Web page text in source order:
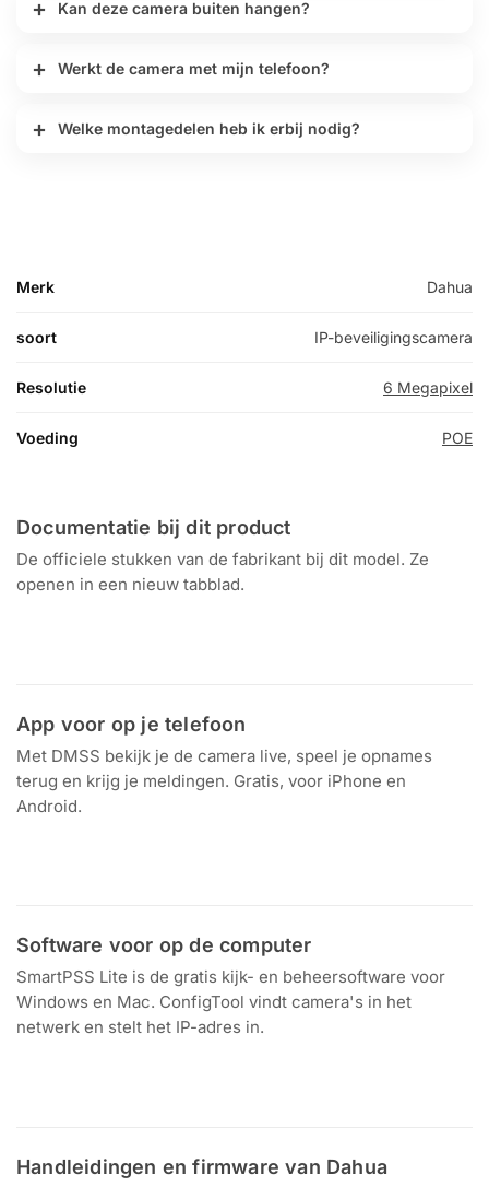
Kan deze camera buiten hangen?
Werkt de camera met mijn telefoon?
Welke montagedelen heb ik erbij nodig?
Merk Dahua
soort IP-beveiligingscamera
Resolutie 6 Megapixel
Voeding POE
Documentatie bij dit product
De officiele stukken van de fabrikant bij dit model. Ze
openen in een nieuw tabblad.
App voor op je telefoon
Met DMSS bekijk je de camera live, speel je opnames
terug en krijg je meldingen. Gratis, voor iPhone en
Android.
Software voor op de computer
SmartPSS Lite is de gratis kijk- en beheersoftware voor
Windows en Mac. ConfigTool vindt camera's in het
netwerk en stelt het IP-adres in.
Handleidingen en firmware van Dahua